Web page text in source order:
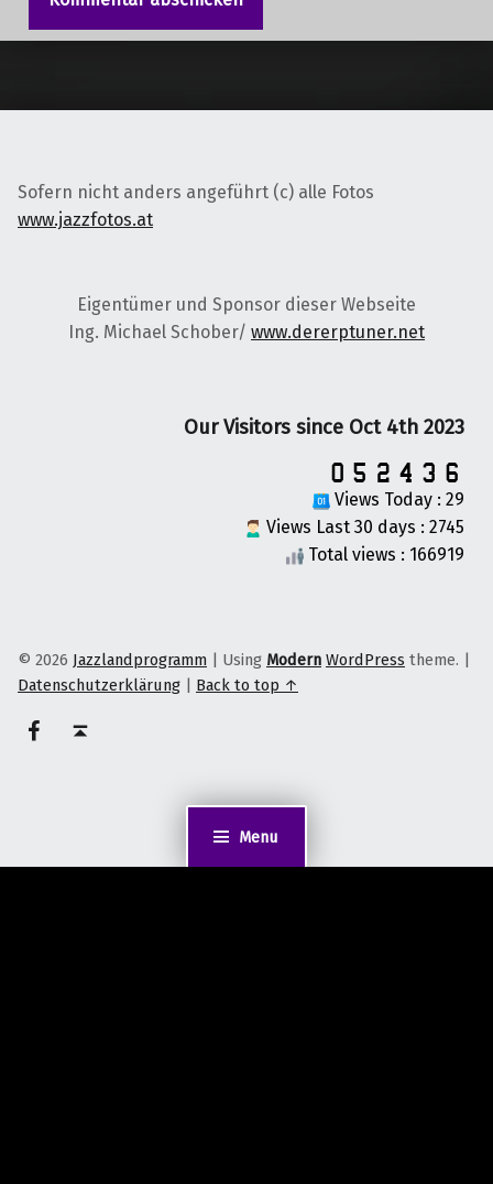
Menu
Sofern nicht anders angeführt (c) alle Fotos
www.jazzfotos.at
Eigentümer und Sponsor dieser Webseite
Ing. Michael Schober/ www.dererptuner.net
Our Visitors since Oct 4th 2023
Views Today : 29
Views Last 30 days : 2745
Total views : 166919
© 2026 Jazzlandprogramm | Using Modern WordPress theme. |
Datenschutzerklärung | Back to top ↑